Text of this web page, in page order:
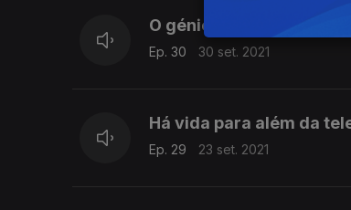
O génio velhinho - David
Ep. 30 30 set. 2021
Há vida para além da
Ep. 29 23 set. 2021